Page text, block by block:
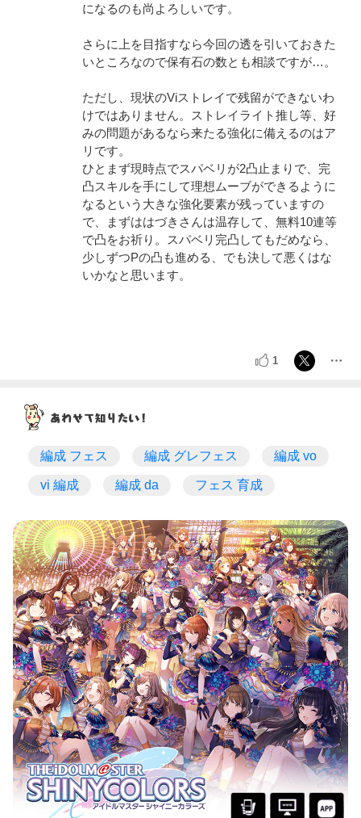
になるのも尚よろしいです。
さらに上を目指すなら今回の透を引いておきた
いところなので保有石の数とも相談ですが…。
ただし、現状のViストレイで残留ができないわ
けではありません。ストレイライト推し等、好
みの問題があるなら来たる強化に備えるのはア
リです。
ひとまず現時点でスパベリが2凸止まりで、完
凸スキルを手にして理想ムーブができるように
なるという大きな強化要素が残っていますの
で、まずははづきさんは温存して、無料10連等
で凸をお祈り。スパベリ完凸してもだめなら、
少しずつPの凸も進める、でも決して悪くはな
いかなと思います。
1
編成 フェス 編成 グレフェス 編成 vo
vi 編成 編成 da フェス 育成